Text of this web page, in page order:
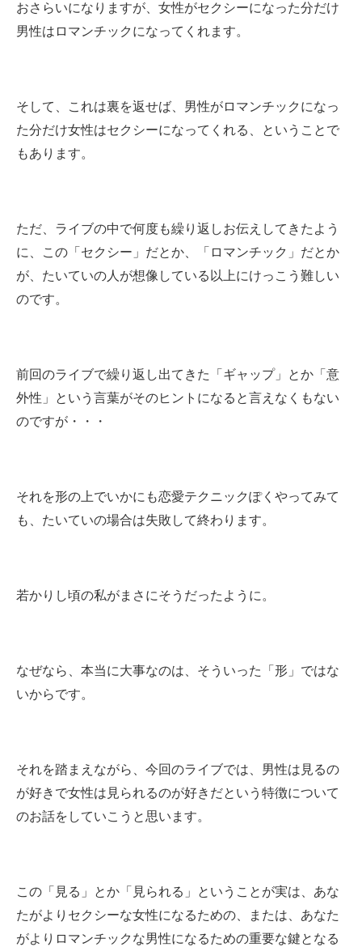
おさらいになりますが、女性がセクシーになった分だけ
男性はロマンチックになってくれます。
そして、これは裏を返せば、男性がロマンチックになっ
た分だけ女性はセクシーになってくれる、ということで
もあります。
ただ、ライブの中で何度も繰り返しお伝えしてきたよう
に、この「セクシー」だとか、「ロマンチック」だとか
が、たいていの人が想像している以上にけっこう難しい
のです。
前回のライブで繰り返し出てきた「ギャップ」とか「意
外性」という言葉がそのヒントになると言えなくもない
のですが・・・
それを形の上でいかにも恋愛テクニックぽくやってみて
も、たいていの場合は失敗して終わります。
若かりし頃の私がまさにそうだったように。
なぜなら、本当に大事なのは、そういった「形」ではな
いからです。
それを踏まえながら、今回のライブでは、男性は見るの
が好きで女性は見られるのが好きだという特徴について
のお話をしていこうと思います。
この「見る」とか「見られる」ということが実は、あな
たがよりセクシーな女性になるための、または、あなた
がよりロマンチックな男性になるための重要な鍵となる